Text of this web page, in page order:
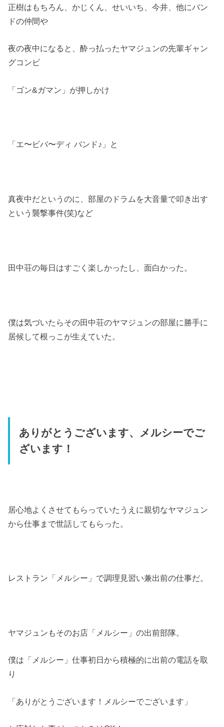
正樹はもちろん、かじくん、せいいち、今井、他にバン
ドの仲間や
夜の夜中になると、酔っ払ったヤマジュンの先輩ギャン
グコンビ
「ゴン&ガマン」が押しかけ
「エ〜ビバ〜ディ バンド♪」と
真夜中だというのに、部屋のドラムを大音量で叩き出す
という襲撃事件(笑)など
田中荘の毎日はすごく楽しかったし、面白かった。
僕は気づいたらその田中荘のヤマジュンの部屋に勝手に
居候して根っこが生えていた。
ありがとうございます、メルシーでご
ざいます！
居心地よくさせてもらっていたうえに親切なヤマジュン
から仕事まで世話してもらった。
レストラン「メルシー」で調理見習い兼出前の仕事だ。
ヤマジュンもそのお店「メルシー」の出前部隊。
僕は「メルシー」仕事初日から積極的に出前の電話を取
り
「ありがとうございます！メルシーでございます」